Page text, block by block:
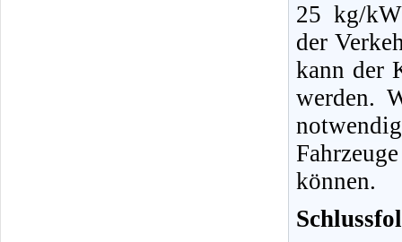
25 kg/
der
kann der
werden.
können.